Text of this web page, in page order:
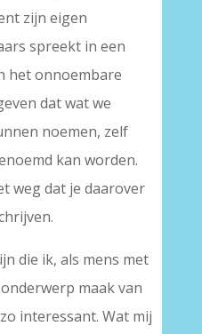
zijn eigen
spreekt in een
het onnoembare
dat wat we
noemen, zelf
kan worden.
weg dat je daarover
die ik, als mens met
maak van
interessant. Wat mij